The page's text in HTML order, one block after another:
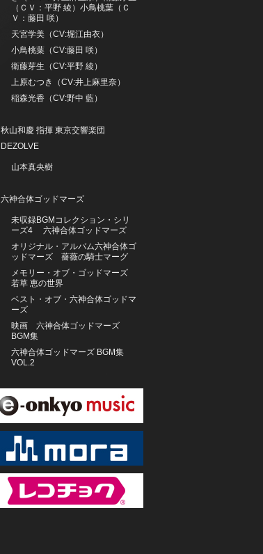
（ＣＶ：平野 綾）小鳥桃葉（Ｃ
Ｖ：藤田 咲）
天宮学美（CV:堀江由衣）
小鳥桃葉（CV:藤田 咲）
衛藤芽生（CV:平野 綾）
上原むつき（CV:井上麻里奈）
稲森光香（CV:野中 藍）
秋山和慶 指揮 東京交響楽団
DEZOLVE
山本真央樹
六神合体ゴッドマーズ
未収録BGMコレクション・シリ
ーズ4 六神合体ゴッドマーズ
オリジナル・アルバム六神合体ゴ
ッドマーズ 薔薇の騎士マーグ
メモリー・オブ・ゴッドマーズ
若草 恵の世界
ベスト・オブ・六神合体ゴッドマ
ーズ
映画 六神合体ゴッドマーズ
BGM集
六神合体ゴッドマーズ BGM集
VOL.2
ウルフ＝ディーター・シャーフ（フ
ルート）、他
アナ・デ・ラ・ヴェガ（フルー
ト） イギリス室内管弦楽団
峰厚介 ミーツ 渋谷毅＆林栄一
アリサ・ワイラースタイン（チェ
ロ） トロンハイム・ソロイスツ
クリストファー・ヤコブソン（オル